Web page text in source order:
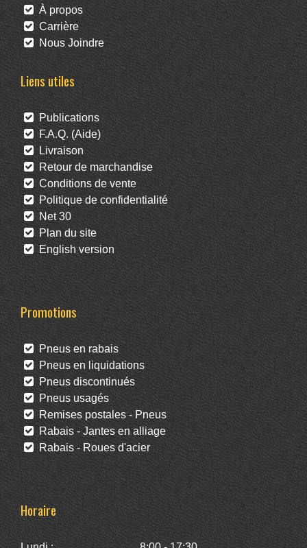
À propos
Carrière
Nous Joindre
Liens utiles
Publications
F.A.Q. (Aide)
Livraison
Retour de marchandise
Conditions de vente
Politique de confidentialité
Net 30
Plan du site
English version
Promotions
Pneus en rabais
Pneus en liquidations
Pneus discontinués
Pneus usagés
Remises postales - Pneus
Rabais - Jantes en alliage
Rabais - Roues d'acier
Horaire